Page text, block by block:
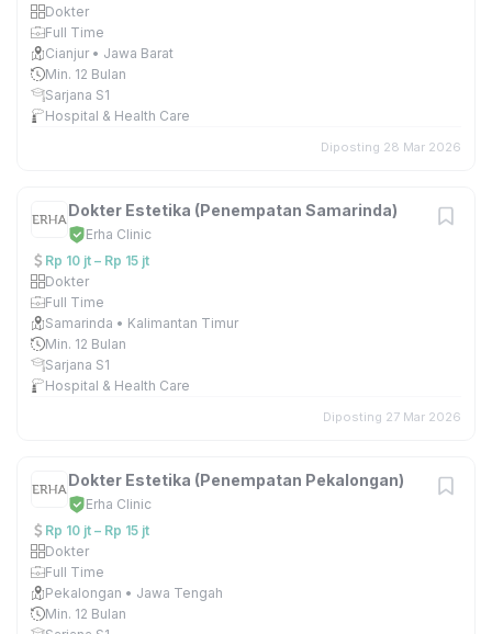
Dokter
Full Time
Cianjur • Jawa Barat
Min. 12 Bulan
Sarjana S1
Hospital & Health Care
Diposting 28 Mar 2026
Dokter Estetika (Penempatan Samarinda)
Erha Clinic
Rp 10 jt – Rp 15 jt
Dokter
Full Time
Samarinda • Kalimantan Timur
Min. 12 Bulan
Sarjana S1
Hospital & Health Care
Diposting 27 Mar 2026
Dokter Estetika (Penempatan Pekalongan)
Erha Clinic
Rp 10 jt – Rp 15 jt
Dokter
Full Time
Pekalongan • Jawa Tengah
Min. 12 Bulan